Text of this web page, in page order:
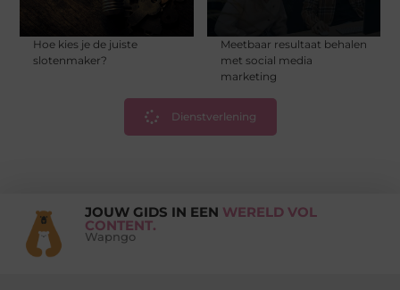
Hoe kies je de juiste
slotenmaker?
Meetbaar resultaat behalen
met social media
marketing
Dienstverlening
JOUW GIDS IN EEN WERELD VOL
CONTENT.
Wapngo